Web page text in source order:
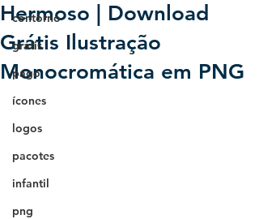
contorno
grátis
pago
ícones
logos
pacotes
infantil
png
Hermoso | Download
Grátis Ilustração
Monocromática em PNG